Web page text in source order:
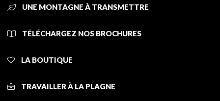
UNE MONTAGNE À TRANSMETTRE
TÉLÉCHARGEZ NOS BROCHURES
LA BOUTIQUE
TRAVAILLER À LA PLAGNE